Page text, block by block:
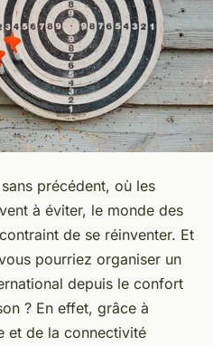
précédent, où les
à éviter, le monde des
de se réinventer. Et
pourriez organiser un
depuis le confort
? En effet, grâce à
et de la connectivité